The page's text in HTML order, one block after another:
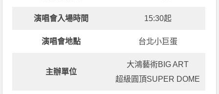
演唱會入場時間 15:30起
演唱會地點 台北小巨蛋
主辦單位
大鴻藝術BIG ART
超級圓頂SUPER DOME